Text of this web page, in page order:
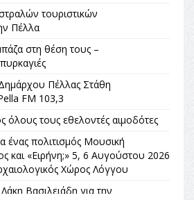
τουριστικών
Πέλλα
στη θέση τους –
Πέλλας Στάθη
FM 103,3
όλους τους εθελοντές αιμοδότες
ένας πολιτισμός Μουσική
και «Ειρήνη;» 5, 6 Αυγούστου 2026
Χώρος Λόγγου
Βασιλειάδη για την